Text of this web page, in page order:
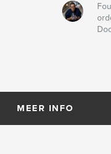
MEER INFO